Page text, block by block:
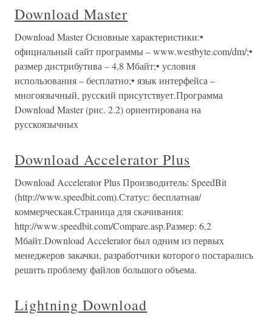
Download Master
Download Master Основные характеристики:•
официальный сайт программы – www.westbyte.com/dm/;•
размер дистрибутива – 4,8 Мбайт;• условия
использования – бесплатно;• язык интерфейса –
многоязычный, русский присутствует.Программа
Download Master (рис. 2.2) ориентирована на
русскоязычных
Download Accelerator Plus
Download Accelerator Plus Производитель: SpeedBit
(http://www.speedbit.com).Статус: бесплатная/
коммерческая.Страница для скачивания:
http://www.speedbit.com/Compare.asp.Размер: 6,2
Мбайт.Download Accelerator был одним из первых
менеджеров закачки, разработчики которого постарались
решить проблему файлов большого объема.
Lightning Download